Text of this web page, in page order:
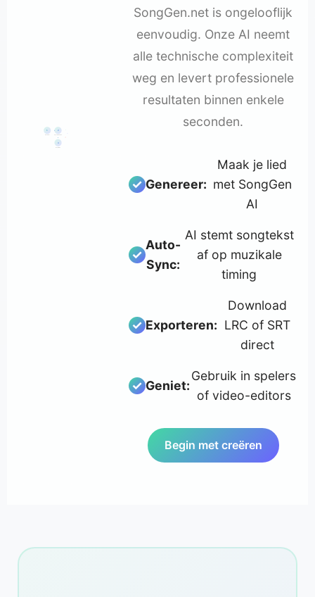
1 2
3
Exporteren
SongGen.net is ongelooflijk
eenvoudig. Onze AI neemt
alle technische complexiteit
weg en levert professionele
resultaten binnen enkele
seconden.
Genereer:
Maak je lied
met SongGen
AI
Auto-
Sync:
AI stemt songtekst
af op muzikale
timing
Exporteren:
Download
LRC of SRT
direct
Geniet:
Gebruik in spelers
of video-editors
Begin met creëren